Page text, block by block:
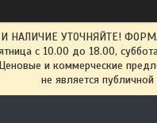
УТОЧНЯЙТЕ!
с 10.00 до 18.00,
и коммерческие
не является